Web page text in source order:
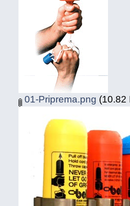
01-Priprema.png (10.82